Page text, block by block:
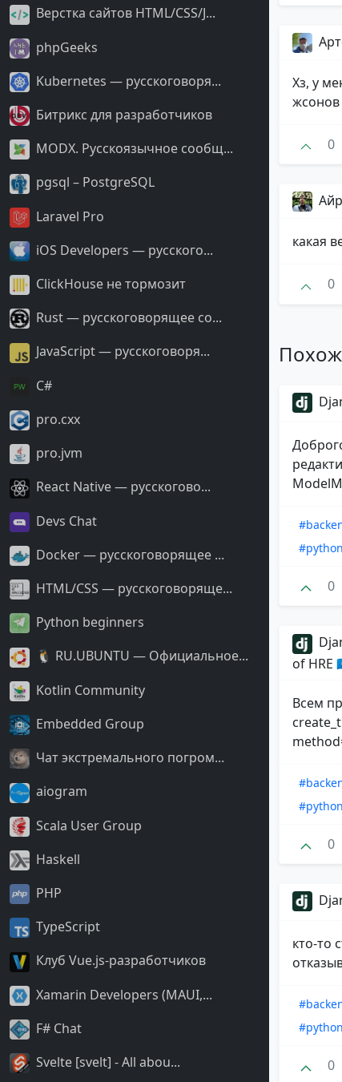
Верстка сайтов HTML/CSS/J...
phpGeeks
Kubernetes — русскоговоря...
Битрикс для разработчиков
MODX. Русскоязычное сообщ...
pgsql – PostgreSQL
Laravel Pro
iOS Developers — русского...
ClickHouse не тормозит
Rust — русскоговорящее со...
JavaScript — русскоговоря...
С#
pro.cxx
pro.jvm
React Native — русскогово...
Devs Chat
Docker — русскоговорящее ...
HTML/CSS — русскоговоряще...
Python beginners
🐧 RU.UBUNTU — Официальное...
Kotlin Community
Embedded Group
Чат экстремального погром...
aiogram
Scala User Group
Haskell
PHP
TypeScript
Клуб Vue.js-разработчиков
Xamarin Developers (MAUI,...
F# Chat
Svelte [svelt] - All abou...
Хз, у
жсонов
0
какая
0
#python
0
of HRE
Всем
#python
0
кто-то
#python
0